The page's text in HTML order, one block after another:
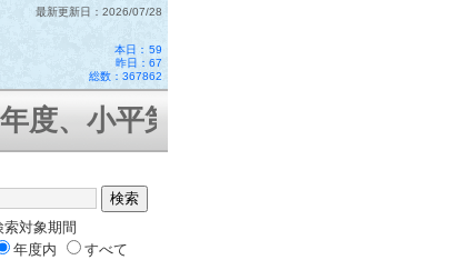
最新更新日：2026/07/28
本日： 59
昨日：67
総数：367862
、小平第十二小学校はコミュニ
索対象期間
年度内
すべて